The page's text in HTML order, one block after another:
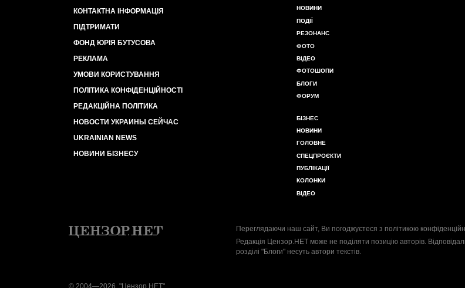
КОНТАКТНА ІНФОРМАЦІЯ
ПІДТРИМАТИ
ФОНД ЮРІЯ БУТУСОВА
РЕКЛАМА
УМОВИ КОРИСТУВАННЯ
ПОЛІТИКА КОНФІДЕНЦІЙНОСТІ
РЕДАКЦІЙНА ПОЛІТИКА
НОВОСТИ УКРАИНЫ СЕЙЧАС
UKRAINIAN NEWS
НОВИНИ БІЗНЕСУ
НОВИНИ
ПОДІЇ
РЕЗОНАНС
ФОТО
ВІДЕО
ФОТОШОПИ
БЛОГИ
ФОРУМ
БІЗНЕС
НОВИНИ
ГОЛОВНЕ
СПЕЦПРОЄКТИ
ПУБЛІКАЦІЇ
КОЛОНКИ
ВІДЕО
Переглядаючи наш сайт, Ви погоджуєтеся з політикою
Редакція Цензор.НЕТ може не поділяти позицію авторів.
розділі "Блоги" несуть автори текстів.